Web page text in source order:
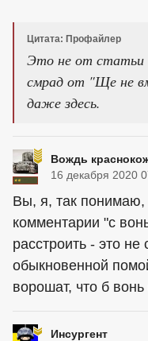
Цитата: Профайлер
Это не от статьи
смрад от "Ще не
даже здесь.
Вождь
16 декабря 2020
Вы, я, так понимаю,
комментарии "с
расстроить - это
обыкновенной
ворошат, что б
Инсургент